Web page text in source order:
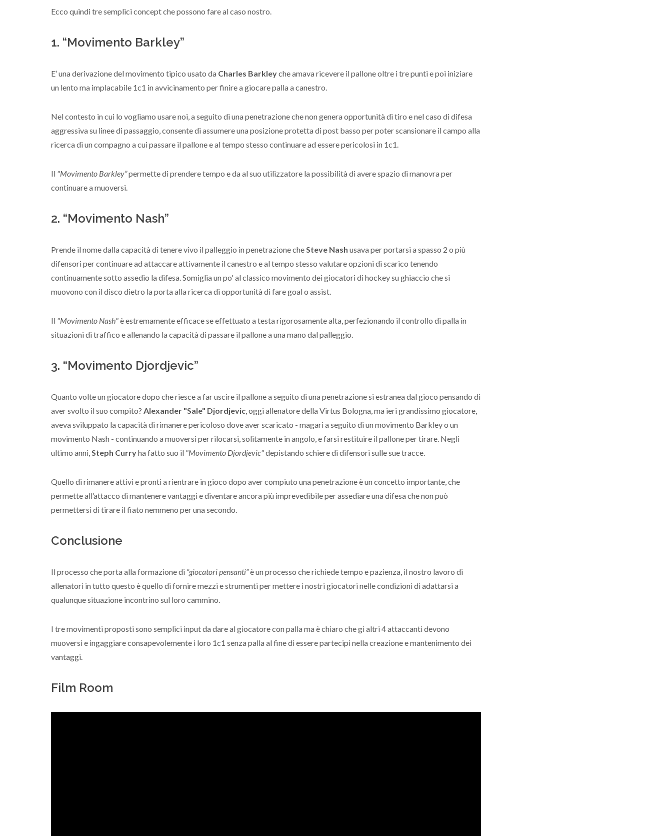
Ecco quindi tre semplici concept che possono fare al caso nostro.
1. “Movimento Barkley”
E’ una derivazione del movimento tipico usato da Charles Barkleyche amava ricevere il pallone oltre i tre punti e poi iniziare
un lento ma implacabile 1c1 in avvicinamento per finire a giocare palla a canestro.
Nel contesto in cui lo vogliamo usare noi, a seguito di una penetrazione che non genera opportunità di tiro e nel caso di difesa
aggressiva su linee di passaggio, consente di assumere una posizione protetta di post basso per poter scansionare il campo alla
ricerca di un compagno a cui passare il pallone e al tempo stesso continuare ad essere pericolosi in 1c1.
Il "Movimento Barkley”permette di prendere tempo e da al suo utilizzatore la possibilità di avere spazio di manovra per
continuare a muoversi.
2. “Movimento Nash”
Prende il nome dalla capacità di tenere vivo il palleggio in penetrazione cheSteve Nash usava per portarsi a spasso 2 o più
difensori per continuare ad attaccare attivamente il canestro e al tempo stesso valutare opzioni di scarico tenendo
continuamente sotto assedio la difesa. Somiglia un po' al classico movimento dei giocatori di hockey su ghiaccio che si
muovono con il disco dietro la porta alla ricerca di opportunità di fare goal o assist.
Il "Movimento Nash"è estremamente efficace se effettuato a testa rigorosamente alta, perfezionando il controllo di palla in
situazioni di traffico e allenando la capacità di passare il pallone a una mano dal palleggio.
3. “Movimento Djordjevic”
Quanto volte un giocatore dopo che riesce a far uscire il pallone a seguito di una penetrazione si estranea dal gioco pensando di
aver svolto il suo compito? Alexander "Sale" Djordjevic, oggi allenatore della Virtus Bologna, ma ieri grandissimo giocatore,
aveva sviluppato la capacità di rimanere pericoloso dove aver scaricato - magari a seguito di un movimento Barkley o un
movimento Nash - continuando a muoversi per rilocarsi, solitamente in angolo, e farsi restituire il pallone per tirare. Negli
ultimo anni,Steph Curryha fatto suo il "Movimento Djordjevic"depistando schiere di difensori sulle sue tracce.
Quello di rimanere attivi e pronti a rientrare in gioco dopo aver compiuto una penetrazione è un concetto importante, che
permette all’attacco di mantenere vantaggi e diventare ancora più imprevedibile per assediare una difesa che non può
permettersi di tirare il fiato nemmeno per una secondo.
Conclusione
Il processo che porta alla formazione di “giocatori pensanti”è un processo che richiede tempo e pazienza, il nostro lavoro di
allenatori in tutto questo è quello di fornire mezzi e strumenti per mettere i nostri giocatori nelle condizioni di adattarsi a
qualunque situazione incontrino sul loro cammino.
I tre movimenti proposti sono semplici input da dare al giocatore con palla ma è chiaro che gi altri 4 attaccanti devono
muoversi e ingaggiare consapevolemente i loro 1c1 senza palla al fine di essere partecipi nella creazione e mantenimento dei
vantaggi.
Film Room